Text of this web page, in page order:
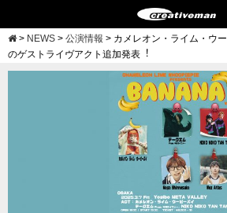
> NEWS > 公演情報 > カメレオン・ライム・ウ
のゲストライヴアクト追加発表︕